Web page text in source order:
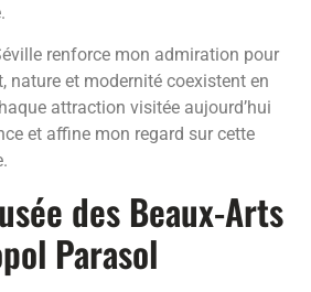
renforce mon admiration pour
nature et modernité coexistent en
attraction visitée aujourd’hui
et affine mon regard sur cette
des Beaux-Arts
Parasol